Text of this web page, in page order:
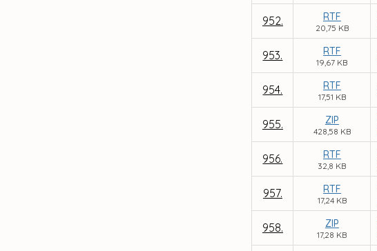
952. RTF
20,75 KB
953. RTF
19,67 KB
954. RTF
17,51 KB
955. ZIP
428,58 KB
956. RTF
32,8 KB
957. RTF
17,24 KB
958. ZIP
17,28 KB